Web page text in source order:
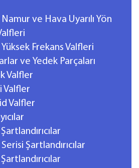
ve Hava Uyarılı Yön
Frekans Valfleri
ve Yedek Parçaları
Valfler
Valfler
Valfler
Şartlandırıcılar